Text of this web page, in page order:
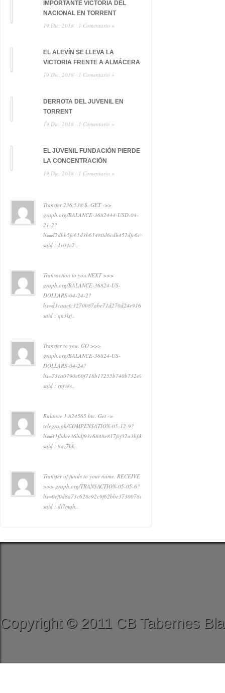
IMPORTANTE VICTORIA DEL
NACIONAL EN TORRENT
19 Dic, 2018 · 1 Comentario »
EL ALEVÍN SE LLEVA LA
VICTORIA FRENTE A ALMÁCERA
19 Dic, 2018 · 1 Comentario »
DERROTA DEL JUVENIL EN
TORRENT
19 Dic, 2018 · 1 Comentario »
EL JUVENIL FUNDACIÓN PIERDE
LA CONCENTRACIÓN
19 Dic, 2018 · 1 Comentario »
Transfer 236,538 $. GET ->>
graph.org/BALANCE-3682444-USD-04-
21-2?
hs=d2dbb5fc61d3b61480d6cdb452dfc6c9&
said : 1v04c2..
Transaction to you.NEXT >>>
graph.org/BALANCE-36824-US-
DOLLARS-04-24-2?
hs=d3caaefc3270087abe71d270d24e916e&
said : qa3lsj..
Transfer to you. GO >>>
graph.org/BALANCE-36824-US-
DOLLARS-04-24?
hs=73ca0790e60f718b17255b740b732e91&
said : rpfv8s..
Balance 1.824565 btc. Get ->
telegra.ph/COMPENSATION-05-12-9?
hs=41fbdee36bdf93c6848e817fcf32a3bf&
said : 9az7bk..
Transfer of funds to your name. RECEIVE
>>> graph.org/TRANSACTION-05-05-6?
hs=0ef0d8a73c628c92c9f62bbe3730078e&
said : di7mqh..
Copyright © 2011 CB Tabernes